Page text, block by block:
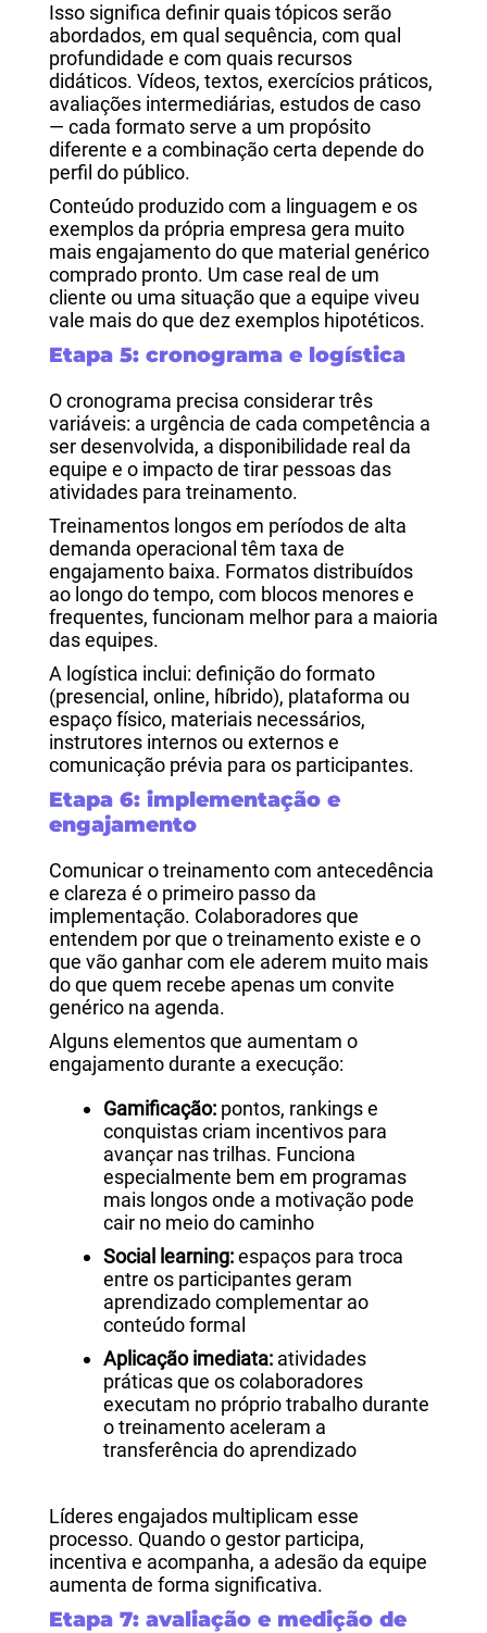
Isso significa definir quais tópicos serão
abordados, em qual sequência, com qual
profundidade e com quais recursos
didáticos. Vídeos, textos, exercícios práticos,
avaliações intermediárias, estudos de caso
— cada formato serve a um propósito
diferente e a combinação certa depende do
perfil do público.
Conteúdo produzido com a linguagem e os
exemplos da própria empresa gera muito
mais engajamento do que material genérico
comprado pronto. Um case real de um
cliente ou uma situação que a equipe viveu
vale mais do que dez exemplos hipotéticos.
Etapa 5: cronograma e logística
O cronograma precisa considerar três
variáveis: a urgência de cada competência a
ser desenvolvida, a disponibilidade real da
equipe e o impacto de tirar pessoas das
atividades para treinamento.
Treinamentos longos em períodos de alta
demanda operacional têm taxa de
engajamento baixa. Formatos distribuídos
ao longo do tempo, com blocos menores e
frequentes, funcionam melhor para a maioria
das equipes.
A logística inclui: definição do formato
(presencial, online, híbrido), plataforma ou
espaço físico, materiais necessários,
instrutores internos ou externos e
comunicação prévia para os participantes.
Etapa 6: implementação e
engajamento
Comunicar o treinamento com antecedência
e clareza é o primeiro passo da
implementação. Colaboradores que
entendem por que o treinamento existe e o
que vão ganhar com ele aderem muito mais
do que quem recebe apenas um convite
genérico na agenda.
Alguns elementos que aumentam o
engajamento durante a execução:
Gamificação:pontos, rankings e
conquistas criam incentivos para
avançar nas trilhas. Funciona
especialmente bem em programas
mais longos onde a motivação pode
cair no meio do caminho
Social learning:espaços para troca
entre os participantes geram
aprendizado complementar ao
conteúdo formal
Aplicação imediata:atividades
práticas que os colaboradores
executam no próprio trabalho durante
o treinamento aceleram a
transferência do aprendizado
Líderes engajados multiplicam esse
processo. Quando o gestor participa,
incentiva e acompanha, a adesão da equipe
aumenta de forma significativa.
Etapa 7: avaliação e medição de